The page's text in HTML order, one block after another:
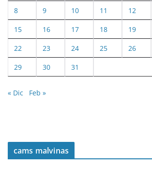
8 9 10 11 12
15 16 17 18 19
22 23 24 25 26
29 30 31
« Dic Feb »
cams malvinas